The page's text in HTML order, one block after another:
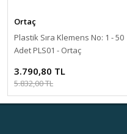
Ortaç
Plastik Sıra Klemens No: 1 - 50
Adet PLS01 - Ortaç
3.790,80 TL
5.832,00 TL